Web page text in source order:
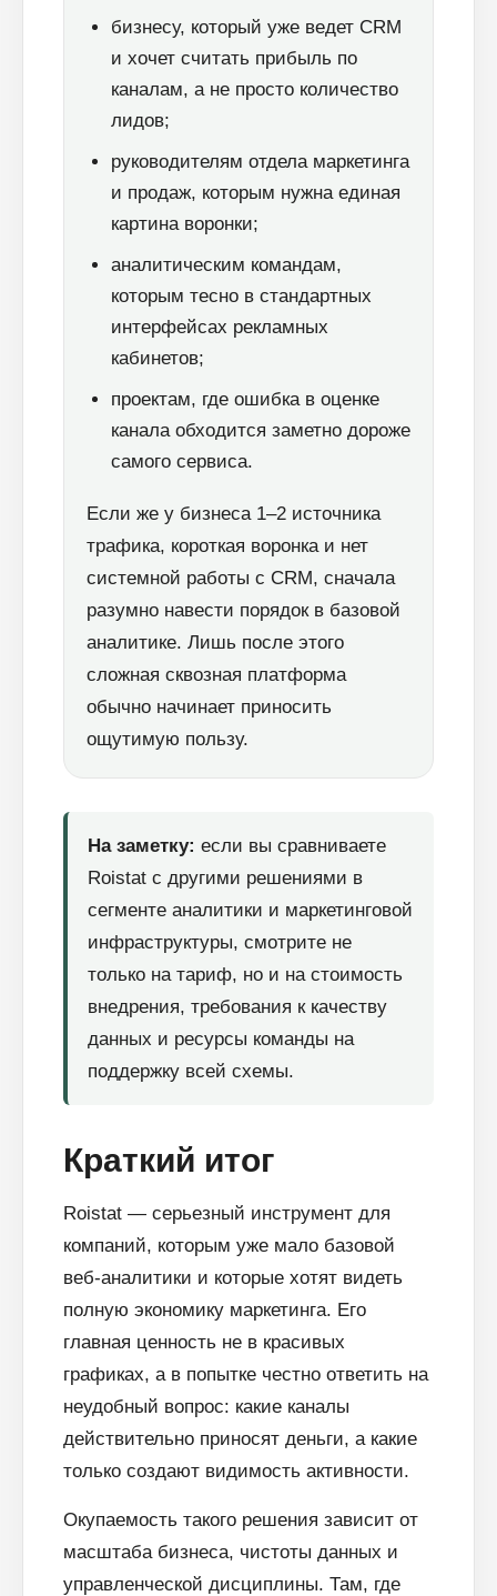
бизнесу, который уже ведет CRM
и хочет считать прибыль по
каналам, а не просто количество
лидов;
руководителям отдела маркетинга
и продаж, которым нужна единая
картина воронки;
аналитическим командам,
которым тесно в стандартных
интерфейсах рекламных
кабинетов;
проектам, где ошибка в оценке
канала обходится заметно дороже
самого сервиса.
Если же у бизнеса 1–2 источника
трафика, короткая воронка и нет
системной работы с CRM, сначала
разумно навести порядок в базовой
аналитике. Лишь после этого
сложная сквозная платформа
обычно начинает приносить
ощутимую пользу.
На заметку: если вы сравниваете
Roistat с другими решениями в
сегменте аналитики и маркетинговой
инфраструктуры, смотрите не
только на тариф, но и на стоимость
внедрения, требования к качеству
данных и ресурсы команды на
поддержку всей схемы.
Краткий итог
Roistat — серьезный инструмент для
компаний, которым уже мало базовой
веб-аналитики и которые хотят видеть
полную экономику маркетинга. Его
главная ценность не в красивых
графиках, а в попытке честно ответить на
неудобный вопрос: какие каналы
действительно приносят деньги, а какие
только создают видимость активности.
Окупаемость такого решения зависит от
масштаба бизнеса, чистоты данных и
управленческой дисциплины. Там, где